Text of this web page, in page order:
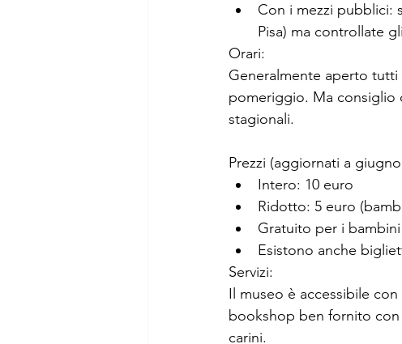
Con i mezzi pubblici:
Pisa) ma controllate
Orari:
Generalmente aperto
pomeriggio. Ma consiglio
stagionali.
Prezzi (aggiornati a giugno
Intero: 10 euro
Ridotto: 5 euro
Gratuito per i
Esistono anche
Servizi:
Il museo è accessibile
bookshop ben fornito
carini.